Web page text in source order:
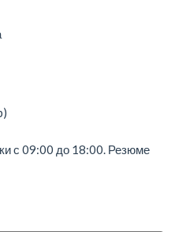
с 09:00 до 18:00. Резюме